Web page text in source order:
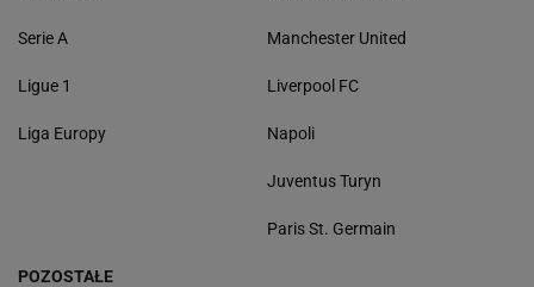
Serie A
Ligue 1
Liga Europy
Manchester United
Liverpool FC
Napoli
Juventus Turyn
Paris St. Germain
POZOSTAŁE